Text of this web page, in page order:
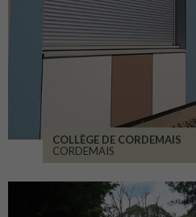
COLLÈGE DE CORDEMAIS
CORDEMAIS